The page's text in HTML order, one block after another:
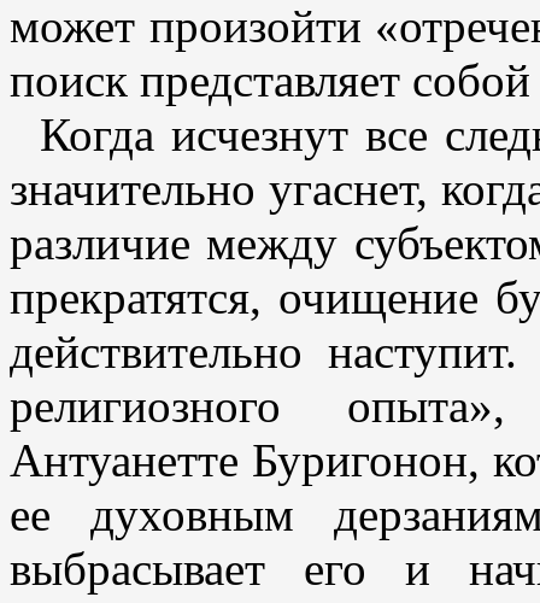
может произойти
поиск представляет
Когда исчезнут все
значительно угаснет,
различие между
прекратятся, очищение
действительно
религиозного
Антуанетте Буригонон,
ее духовным
выбрасывает его и